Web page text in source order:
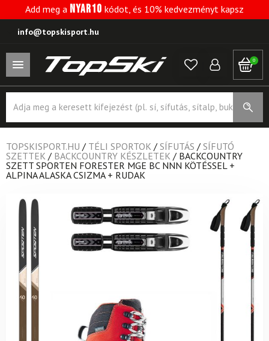
Add meg a NYAR10 kódot, és 10% kedvezményt kapsz
info@topskisport.hu
0
search
TOPSKISPORT.HU / TÉLI SPORTOK / SÍFUTÁS / SÍFUTÓ
SZETTEK / BACKCOUNTRY KÉSZLETEK / BACKCOUNTRY
SZETT SPORTEN FORESTER MGE BC NNN KÖTÉSSEL +
ALPINA ALASKA CSIZMA + RUDAK